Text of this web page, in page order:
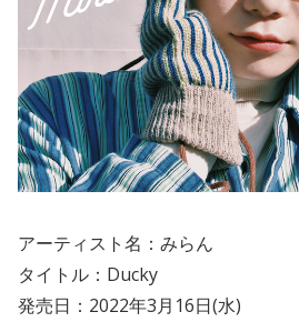
アーティスト名：みらん
タイトル：Ducky
発売日：2022年3月16日(水)